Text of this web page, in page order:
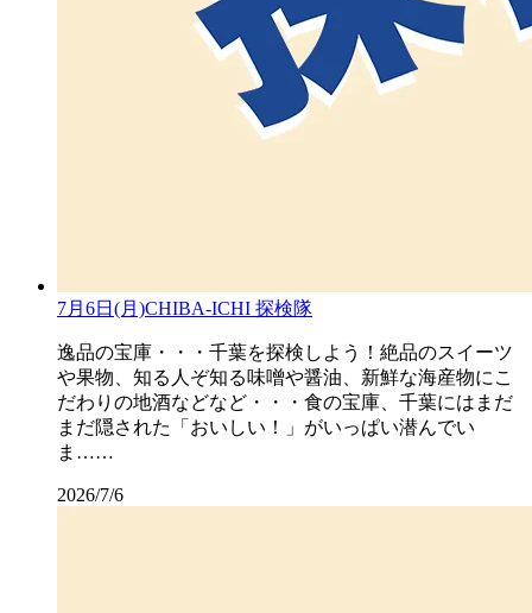
7月6日(月)CHIBA-ICHI 探検隊
逸品の宝庫・・・千葉を探検しよう！絶品のスイーツ
や果物、知る人ぞ知る味噌や醤油、新鮮な海産物にこ
だわりの地酒などなど・・・食の宝庫、千葉にはまだ
まだ隠された「おいしい！」がいっぱい潜んでい
ま……
2026/7/6